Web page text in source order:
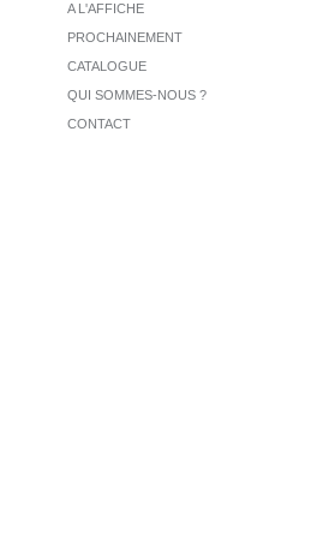
A L'AFFICHE
PROCHAINEMENT
CATALOGUE
QUI SOMMES-NOUS ?
CONTACT